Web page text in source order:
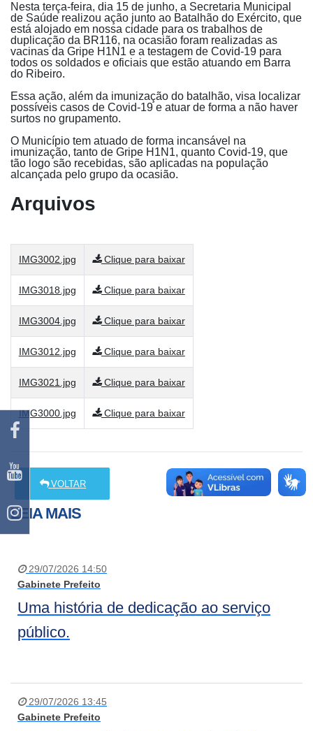
Nesta terça-feira, dia 15 de junho, a Secretaria Municipal
de Saúde realizou ação junto ao Batalhão do Exército, que
está alojado em nossa cidade para os trabalhos de
duplicação da BR116, na ocasião foram realizadas as
vacinas da Gripe H1N1 e a testagem de Covid-19 para
todos os soldados e oficiais que estão atuando em Barra
do Ribeiro.
Essa ação, além da imunização do batalhão, visa localizar
possíveis casos de Covid-19 e atuar de forma a não haver
surtos no grupamento.
O Município tem atuado de forma incansável na
imunização, tanto de Gripe H1N1, quanto Covid-19, que
tão logo são recebidas, são aplicadas na população
alcançada pelo grupo da ocasião.
Arquivos
IMG3002.jpg Clique para baixar
IMG3018.jpg Clique para baixar
IMG3004.jpg Clique para baixar
IMG3012.jpg Clique para baixar
IMG3021.jpg Clique para baixar
IMG3000.jpg Clique para baixar
VOLTAR
LEIA MAIS
29/07/2026 14:50
Gabinete Prefeito
Uma história de dedicação ao serviço
público.
29/07/2026 13:45
Gabinete Prefeito